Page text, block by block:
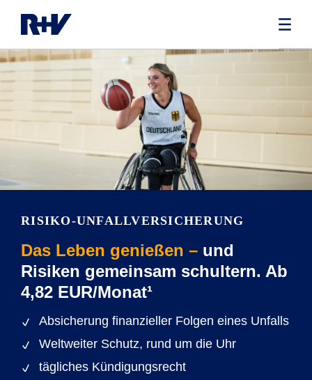
RISIKO-UNFALLVERSICHERUNG
Das Leben genießen – und
Risiken gemeinsam schultern. Ab
4,82 EUR/Monat¹
Absicherung finanzieller Folgen eines Unfalls
Weltweiter Schutz, rund um die Uhr
tägliches Kündigungsrecht